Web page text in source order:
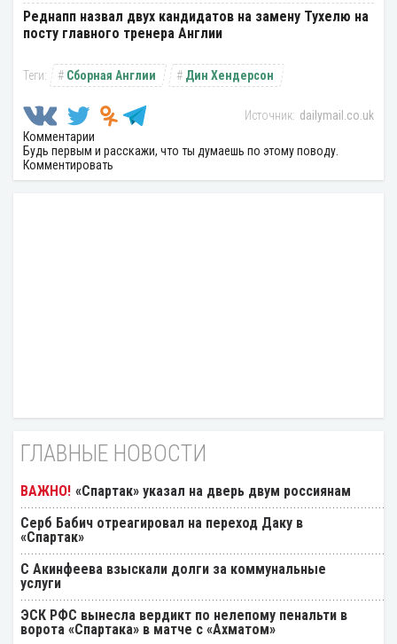
Реднапп назвал двух кандидатов на замену Тухелю на
посту главного тренера Англии
Сборная Англии Дин Хендерсон
dailymail.co.uk
Комментарии
Будь первым и расскажи, что ты думаешь по этому поводу.
Комментировать
ГЛАВНЫЕ НОВОСТИ
«Спартак» указал на дверь двум россиянам
Серб Бабич отреагировал на переход Даку в
«Спартак»
С Акинфеева взыскали долги за коммунальные
услуги
ЭСК РФС вынесла вердикт по нелепому пенальти в
ворота «Спартака» в матче с «Ахматом»